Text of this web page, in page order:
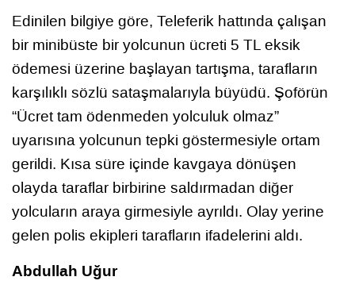
Edinilen bilgiye göre, Teleferik hattında çalışan
bir minibüste bir yolcunun ücreti 5 TL eksik
ödemesi üzerine başlayan tartışma, tarafların
karşılıklı sözlü sataşmalarıyla büyüdü. Şoförün
“Ücret tam ödenmeden yolculuk olmaz”
uyarısına yolcunun tepki göstermesiyle ortam
gerildi. Kısa süre içinde kavgaya dönüşen
olayda taraflar birbirine saldırmadan diğer
yolcuların araya girmesiyle ayrıldı. Olay yerine
gelen polis ekipleri tarafların ifadelerini aldı.
Abdullah Uğur